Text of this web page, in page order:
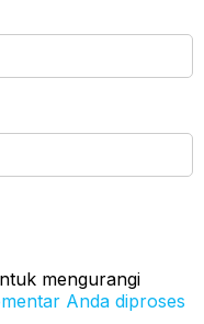
mengurangi
Anda diproses